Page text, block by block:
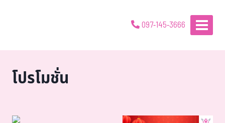
097-145-3666
โปรโมชั่น